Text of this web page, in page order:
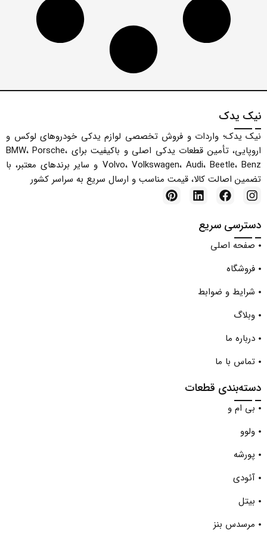
گلگیر
لوازم بدنه
لوازم داخلی
لوازم موتوری
لوازم موتوری
لوازم موتوری ایکس 1 (E84)
لوازم موتوری ایکس 1 (F48)
لوازم موتوری ایکس 3 (F25)
لوازم موتوری بی ام و X4
لوازم موتوری بی ام و X5
لوازم موتوری بی ام و Z4
لوازم موتوری پورشه باکستر
لوازم موتوری سری 1 (E87-E88)
لوازم موتوری سری 1 (F20-F21)
نیک یدک
نیک یدک؛ واردات و فروش تخصصی لوازم یدکی خودروهای لوکس و
اروپایی، تأمین قطعات یدکی اصلی و باکیفیت برای BMW، Porsche،
Volvo، Volkswagen، Audi، Beetle، Benz و سایر برندهای معتبر، با
تضمین اصالت کالا، قیمت مناسب و ارسال سریع به سراسر کشور
دسترسی سریع
صفحه اصلی
فروشگاه
شرایط و ضوابط
وبلاگ
درباره ما
تماس با ما
دسته‌بندی قطعات
بی ام و
ولوو
پورشه
آئودی
بیتل
مرسدس بنز